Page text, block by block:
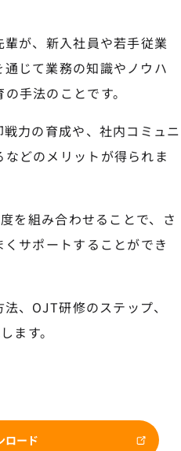
が、新入社員や若手従業
じて業務の知識やノウハ
手法のことです。
力の育成や、社内コミュニ
どのメリットが得られま
を組み合わせることで、さ
サポートすることができ
、OJT研修のステップ、
ます。
ロード